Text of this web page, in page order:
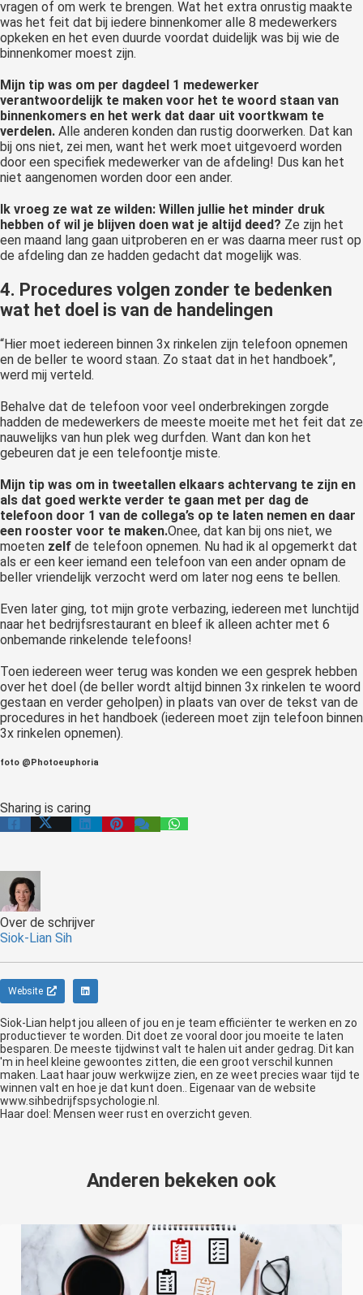
vragen of om werk te brengen. Wat het extra onrustig maakte
was het feit dat bij iedere binnenkomer alle 8 medewerkers
opkeken en het even duurde voordat duidelijk was bij wie de
binnenkomer moest zijn.
Mijn tip was om per dagdeel 1 medewerker
verantwoordelijk te maken voor het te woord staan van
binnenkomers en het werk dat daar uit voortkwam te
verdelen. Alle anderen konden dan rustig doorwerken. Dat kan
bij ons niet, zei men, want het werk moet uitgevoerd worden
door een specifiek medewerker van de afdeling! Dus kan het
niet aangenomen worden door een ander.
Ik vroeg ze wat ze wilden: Willen jullie het minder druk
hebben of wil je blijven doen wat je altijd deed? Ze zijn het
een maand lang gaan uitproberen en er was daarna meer rust op
de afdeling dan ze hadden gedacht dat mogelijk was.
4. Procedures volgen zonder te bedenken
wat het doel is van de handelingen
“Hier moet iedereen binnen 3x rinkelen zijn telefoon opnemen
en de beller te woord staan. Zo staat dat in het handboek”,
werd mij verteld.
Behalve dat de telefoon voor veel onderbrekingen zorgde
hadden de medewerkers de meeste moeite met het feit dat ze
nauwelijks van hun plek weg durfden. Want dan kon het
gebeuren dat je een telefoontje miste.
Mijn tip was om in tweetallen elkaars achtervang te zijn en
als dat goed werkte verder te gaan met per dag de
telefoon door 1 van de collega’s op te laten nemen en daar
een rooster voor te maken.Onee, dat kan bij ons niet, we
moeten zelf de telefoon opnemen. Nu had ik al opgemerkt dat
als er een keer iemand een telefoon van een ander opnam de
beller vriendelijk verzocht werd om later nog eens te bellen.
Even later ging, tot mijn grote verbazing, iedereen met lunchtijd
naar het bedrijfsrestaurant en bleef ik alleen achter met 6
onbemande rinkelende telefoons!
Toen iedereen weer terug was konden we een gesprek hebben
over het doel (de beller wordt altijd binnen 3x rinkelen te woord
gestaan en verder geholpen) in plaats van over de tekst van de
procedures in het handboek (iedereen moet zijn telefoon binnen
3x rinkelen opnemen).
foto @Photoeuphoria
Sharing is caring
Over de schrijver
Siok-Lian Sih
Website
Siok-Lian helpt jou alleen of jou en je team efficiënter te werken en zo
productiever te worden. Dit doet ze vooral door jou moeite te laten
besparen. De meeste tijdwinst valt te halen uit ander gedrag. Dit kan
'm in heel kleine gewoontes zitten, die een groot verschil kunnen
maken. Laat haar jouw werkwijze zien, en ze weet precies waar tijd te
winnen valt en hoe je dat kunt doen.. Eigenaar van de website
www.sihbedrijfspsychologie.nl.
Haar doel: Mensen weer rust en overzicht geven.
Anderen bekeken ook